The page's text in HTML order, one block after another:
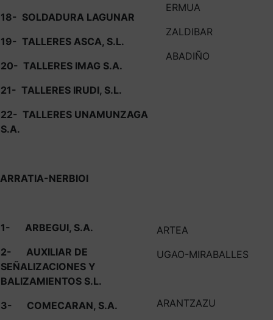
18- SOLDADURA LAGUNAR
19- TALLERES ASCA, S.L.
20- TALLERES IMAG S.A.
21- TALLERES IRUDI, S.L.
22- TALLERES UNAMUNZAGA
S.A.
ERMUA
ZALDIBAR
ABADIÑO
ARRATIA-NERBIOI
1- ARBEGUI, S.A.
2- AUXILIAR DE
SEÑALIZACIONES Y
BALIZAMIENTOS S.L.
3- COMECARAN, S.A.
ARTEA
UGAO-MIRABALLES
ARANTZAZU